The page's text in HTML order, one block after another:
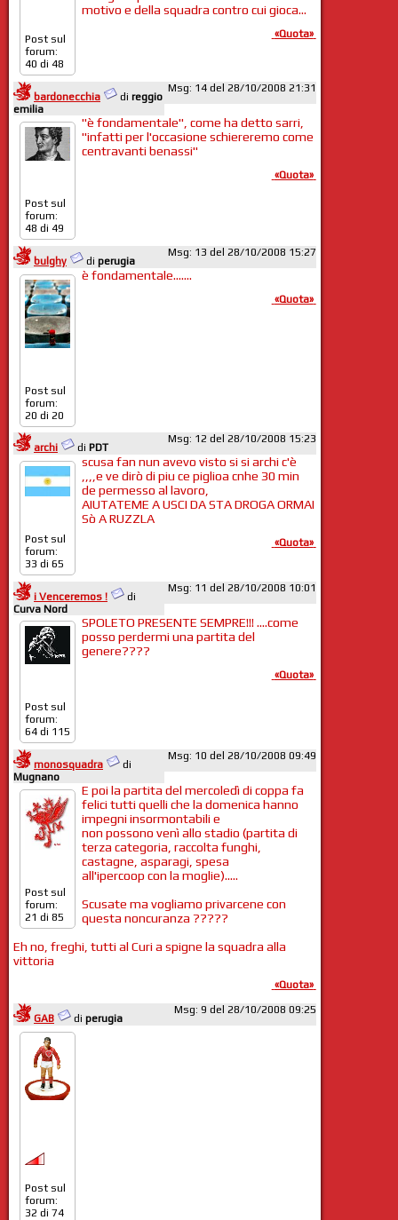
Post sul
forum:
40 di 48
motivo e della squadra contro cui gioca...
«Quota»
bardonecchia di reggio
emilia
Msg: 14 del 28/10/2008 21:31
Post sul
forum:
48 di 49
"è fondamentale", come ha detto sarri,
"infatti per l'occasione schiereremo come
centravanti benassi"
«Quota»
bulghy di perugia
Msg: 13 del 28/10/2008 15:27
Post sul
forum:
20 di 20
è fondamentale.......
«Quota»
archi di PDT
Msg: 12 del 28/10/2008 15:23
Post sul
forum:
33 di 65
scusa fan nun avevo visto si si archi c'è
,,,,e ve dirò di piu ce piglioa cnhe 30 min
de permesso al lavoro,
AIUTATEME A USCI DA STA DROGA ORMAI
Sò A RUZZLA
«Quota»
i Venceremos !
di
Curva Nord
Msg: 11 del 28/10/2008 10:01
Post sul
forum:
64 di 115
SPOLETO PRESENTE SEMPRE!!! ....come
posso perdermi una partita del
genere????
«Quota»
monosquadra
di
Mugnano
Msg: 10 del 28/10/2008 09:49
Post sul
forum:
21 di 85
E poi la partita del mercoledì di coppa fa
felici tutti quelli che la domenica hanno
impegni insormontabili e
non possono venì allo stadio (partita di
terza categoria, raccolta funghi,
castagne, asparagi, spesa
all'ipercoop con la moglie).....
Scusate ma vogliamo privarcene con
questa noncuranza ?????
Eh no, freghi, tutti al Curi a spigne la squadra alla
vittoria
«Quota»
GAB di perugia
Msg: 9 del 28/10/2008 09:25
Post sul
forum:
32 di 74